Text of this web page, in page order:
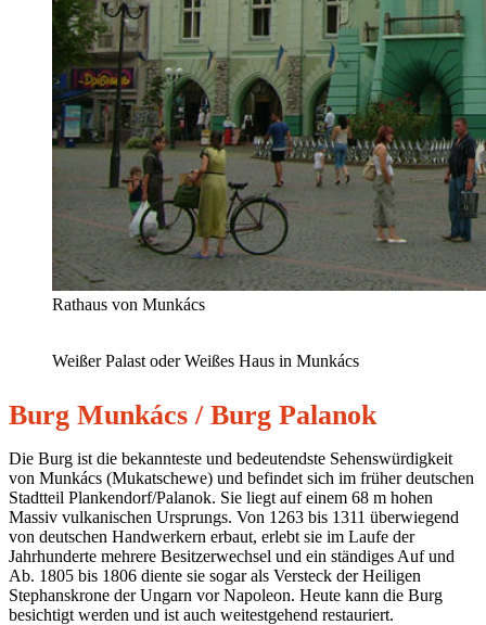
Rathaus von Munkács
Weißer Palast oder Weißes Haus in Munkács
Burg Munkács / Burg Palanok
Die Burg ist die bekannteste und bedeutendste Sehenswürdigkeit
von Munkács (Mukatschewe) und befindet sich im früher deutschen
Stadtteil Plankendorf/Palanok. Sie liegt auf einem 68 m hohen
Massiv vulkanischen Ursprungs. Von 1263 bis 1311 überwiegend
von deutschen Handwerkern erbaut, erlebt sie im Laufe der
Jahrhunderte mehrere Besitzerwechsel und ein ständiges Auf und
Ab. 1805 bis 1806 diente sie sogar als Versteck der Heiligen
Stephanskrone der Ungarn vor Napoleon. Heute kann die Burg
besichtigt werden und ist auch weitestgehend restauriert.